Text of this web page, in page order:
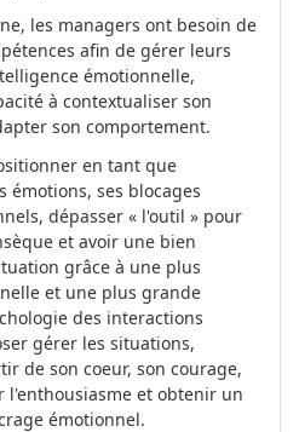
les managers ont besoin de
afin de gérer leurs
émotionnelle,
à contextualiser son
son comportement.
en tant que
émotions, ses blocages
dépasser « l'outil » pour
et avoir une bien
grâce à une plus
et une plus grande
des interactions
gérer les situations,
de son coeur, son courage,
l'enthousiasme et obtenir un
émotionnel.